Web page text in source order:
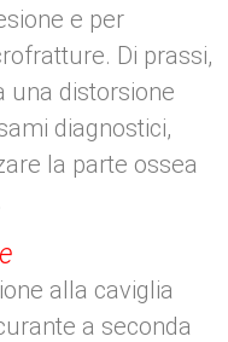
e per
Di prassi,
una distorsione
diagnostici,
la parte ossea
alla caviglia
a seconda